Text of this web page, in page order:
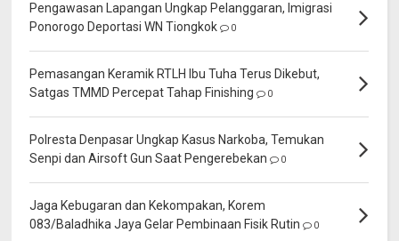
Pengawasan Lapangan Ungkap Pelanggaran, Imigrasi
Ponorogo Deportasi WN Tiongkok
0
Pemasangan Keramik RTLH Ibu Tuha Terus Dikebut,
Satgas TMMD Percepat Tahap Finishing
0
Polresta Denpasar Ungkap Kasus Narkoba, Temukan
Senpi dan Airsoft Gun Saat Pengerebekan
0
Jaga Kebugaran dan Kekompakan, Korem
083/Baladhika Jaya Gelar Pembinaan Fisik Rutin
0